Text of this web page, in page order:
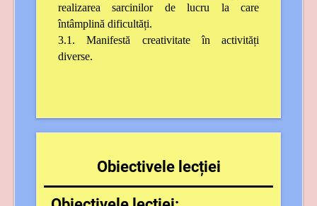
realizarea sarcinilor de lucru la care
întâmplină dificultăți.
3.1. Manifestă creativitate în activități
diverse.
Obiectivele lecției